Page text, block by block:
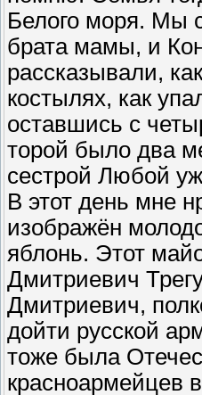
Белого моря. Мы
брата мамы, и
рассказывали,
костылях, как
оставшись с
торой было два
сестрой Любой
В этот день мне
изображён
яблонь. Этот
Дмитриевич
Дмитриевич,
дойти русской
тоже была
красноармейцев